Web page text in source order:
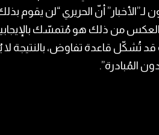
لـ”الأخبار” أنّ الحريري “لن يقوم
العكس من ذلك هو مُتمسّك
تُشكّل قاعدة تفاوض، بالنتيجة
المُبادرة”.